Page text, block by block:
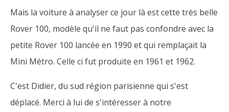
Mais la voiture à analyser ce jour là est cette très belle
Rover 100, modèle qu'il ne faut pas confondre avec la
petite Rover 100 lancée en 1990 et qui remplaçait la
Mini Métro. Celle ci fut produite en 1961 et 1962.
C'est Didier, du sud région parisienne qui s'est
déplacé. Merci à lui de s'intéresser à notre